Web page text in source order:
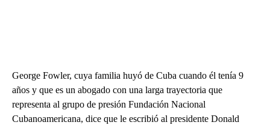
George Fowler, cuya familia huyó de Cuba cuando él tenía 9
años y que es un abogado con una larga trayectoria que
representa al grupo de presión Fundación Nacional
Cubanoamericana, dice que le escribió al presidente Donald